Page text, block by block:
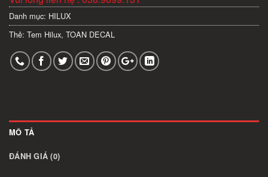
Danh mục: HILUX
Thẻ: Tem Hilux, TOAN DECAL
MÔ TẢ
ĐÁNH GIÁ (0)